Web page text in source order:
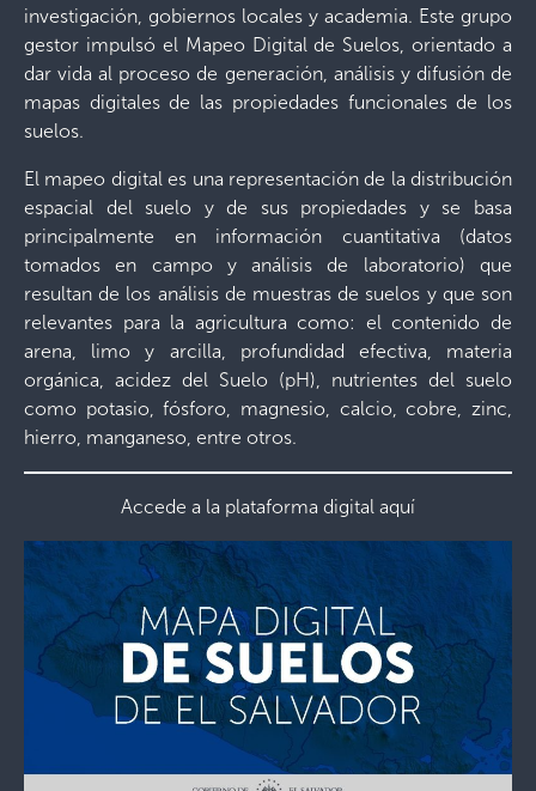
investigación, gobiernos locales y academia. Este grupo
gestor impulsó el Mapeo Digital de Suelos, orientado a
dar vida al proceso de generación, análisis y difusión de
mapas digitales de las propiedades funcionales de los
suelos.
El mapeo digital es una representación de la distribución
espacial del suelo y de sus propiedades y se basa
principalmente en información cuantitativa (datos
tomados en campo y análisis de laboratorio) que
resultan de los análisis de muestras de suelos y que son
relevantes para la agricultura como: el contenido de
arena, limo y arcilla, profundidad efectiva, materia
orgánica, acidez del Suelo (pH), nutrientes del suelo
como potasio, fósforo, magnesio, calcio, cobre, zinc,
hierro, manganeso, entre otros.
Accede a la plataforma digital aquí